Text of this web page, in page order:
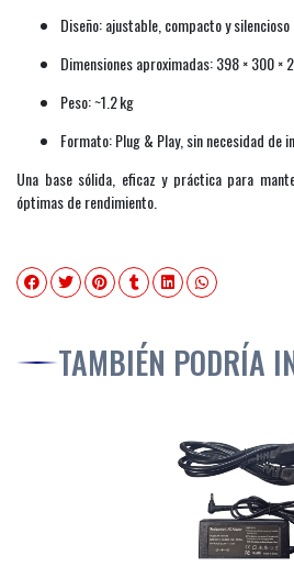
Diseño: ajustable, compacto y silencioso
Dimensiones aproximadas: 398 × 300 ×
Peso: ~1.2 kg
Formato: Plug & Play, sin necesidad de
Una base sólida, eficaz y práctica para
óptimas de rendimiento.
TAMBIÉN PODRÍA